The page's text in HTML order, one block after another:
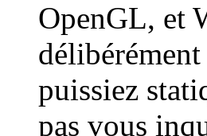
OpenGL, et
puissiez
pas vous